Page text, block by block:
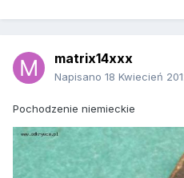
matrix14xxx
Napisano 18 Kwiecień
Pochodzenie niemieckie